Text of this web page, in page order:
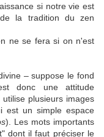
si notre vie est
la tradition du zen
ne se fera si on n'est
– suppose le fond
donc une attitude
plusieurs images
est un simple espace
). Les mots importants
dont il faut préciser le